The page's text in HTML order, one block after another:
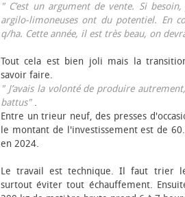
" C’est un argument de vente. Si
argilo-limoneuses ont du potentiel. En
q/ha. Cette année, il est très beau, on
Tout cela est bien joli mais la
savoir faire.
" J’avais la volonté de produire
battus".
Entre un trieur neuf, des presses
le montant de l'investissement est de
en 2024.
Le travail est technique. Il faut trier
surtout éviter tout échauffement.